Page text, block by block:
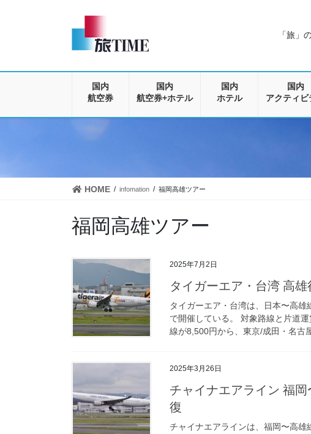
に
ョ
動
「旅」
国内
航空券
国内
航空券+ホテル
国内
ホテル
国内
アクティビ
HOME infomation 福岡高雄ツアー
福岡高雄ツアー
2025年7月2日
タイガーエア・台湾 高
タイガーエア・台湾は、日本〜高
で開催している。 対象路線と片道
線が8,500円から、東京/成田・名古
2025年3月26日
チャイナエアライン 福
復
チャイナエアラインは、福岡〜高